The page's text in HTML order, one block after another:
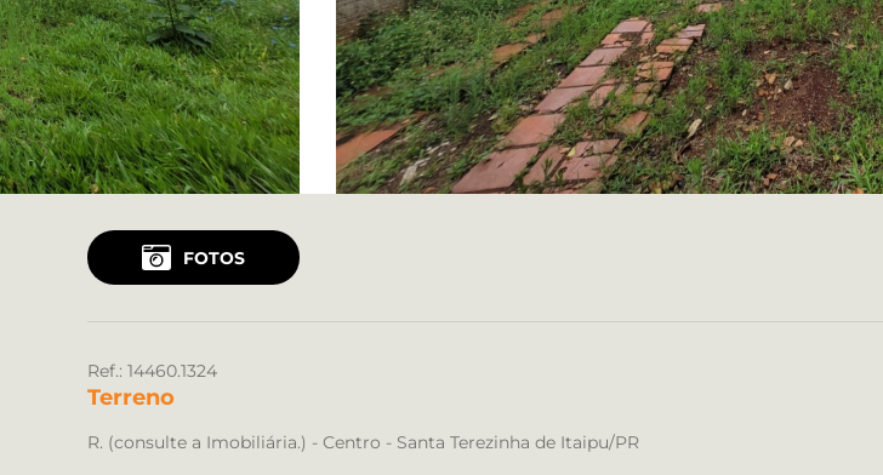
FOTOS
Ref.: 14460.1324
Terreno
R. (consulte a Imobiliária.) - Centro - Santa Terezinha de Itaipu/PR